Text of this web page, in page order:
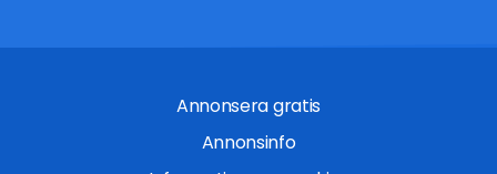
Annonsera gratis
Annonsinfo